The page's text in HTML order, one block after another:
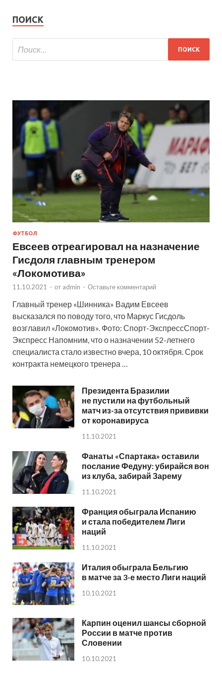
ПОИСК
ФУТБОЛ
Евсеев отреагировал на назначение
Гисдоля главным тренером
«Локомотива»
11.10.2021 - от admin - Оставьте комментарий
Главный тренер «Шинника» Вадим Евсеев
высказался по поводу того, что Маркус Гисдоль
возглавил «Локомотив». Фото: Спорт-ЭкспрессСпорт-
Экспресс Напомним, что о назначении 52-летнего
специалиста стало известно вчера, 10 октября. Срок
контракта немецкого тренера …
Президента Бразилии
не пустили на футбольный
матч из-за отсутствия прививки
от коронавируса
11.10.2021
Фанаты «Спартака» оставили
послание Федуну: убирайся вон
из клуба, забирай Зарему
11.10.2021
Франция обыграла Испанию
и стала победителем Лиги
наций
11.10.2021
Италия обыграла Бельгию
в матче за 3-е место Лиги наций
10.10.2021
Карпин оценил шансы сборной
России в матче против
Словении
10.10.2021